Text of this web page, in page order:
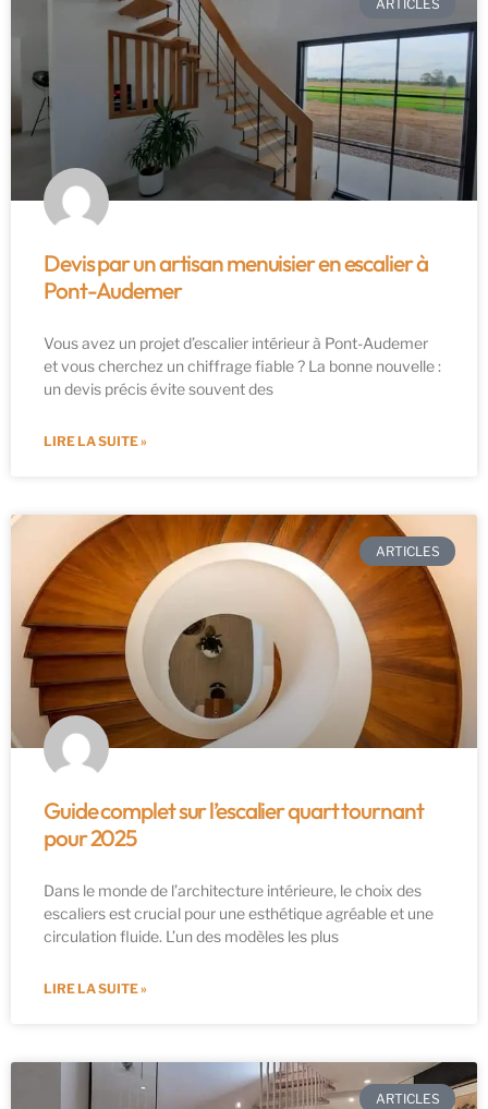
ARTICLES
Devis par un artisan menuisier en escalier à
Pont-Audemer
Vous avez un projet d’escalier intérieur à Pont-Audemer
et vous cherchez un chiffrage fiable ? La bonne nouvelle :
un devis précis évite souvent des
LIRE LA SUITE »
ARTICLES
Guide complet sur l’escalier quart tournant
pour 2025
Dans le monde de l’architecture intérieure, le choix des
escaliers est crucial pour une esthétique agréable et une
circulation fluide. L’un des modèles les plus
LIRE LA SUITE »
ARTICLES